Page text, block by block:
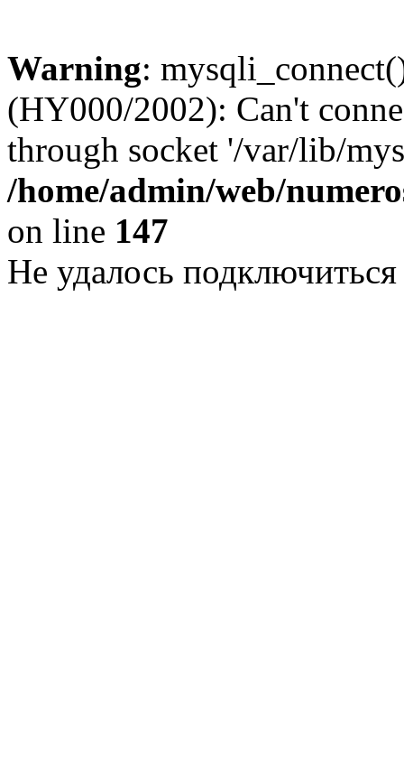
Warning:
(HY000/2002): Can't
through socket '/var/lib/
/home/admin/web/
on line 147
Не удалось